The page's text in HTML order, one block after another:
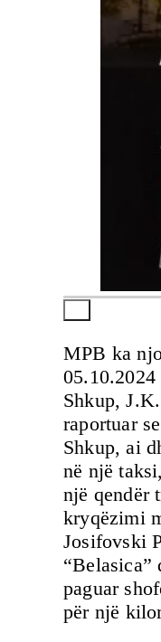
MPB ka
05.10.2024
Shkup,
raportuar
Shkup, ai
në një
një qendër
kryqëzimi
Josifovski
“Belasica”
paguar
për një